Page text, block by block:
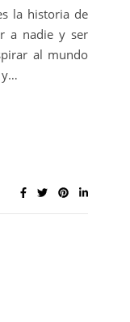
la historia de
a nadie y ser
al mundo
y…